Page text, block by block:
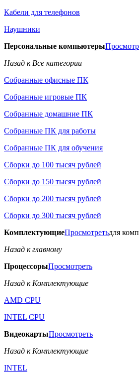
Кабели для телефонов
Наушники
Персональные компьютеры
Назад к Все категории
Собранные офисные ПК
Собранные игровые ПК
Собранные домашние ПК
Собранные ПК для работы
Собранные ПК для обучения
Сборки до 100 тысяч рублей
Сборки до 150 тысяч рублей
Сборки до 200 тысяч рублей
Сборки до 300 тысяч рублей
КомплектующиеПросмотретьдля
Назад к главному
ПроцессорыПросмотреть
Назад к Комплектующие
AMD CPU
INTEL CPU
ВидеокартыПросмотреть
Назад к Комплектующие
INTEL